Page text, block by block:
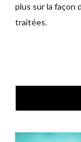
plus sur la façon
traitées.